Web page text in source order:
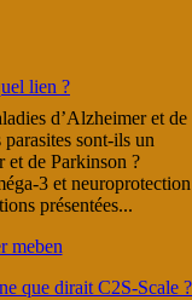
lien ?
d’Alzheimer et de
sont-ils un
et de Parkinson ?
3 et neuroprotection
présentées...
que dirait C2S-Scale ?